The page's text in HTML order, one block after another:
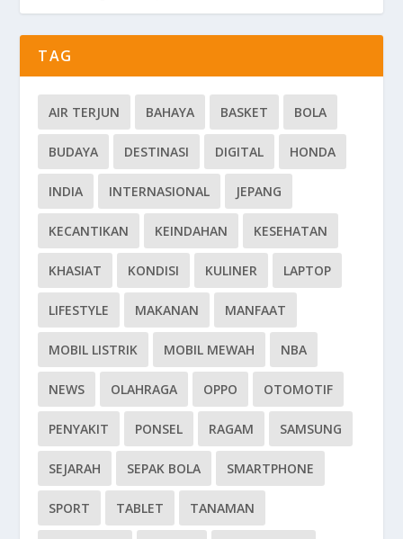
TAG
AIR TERJUN BAHAYA BASKET BOLA
BUDAYA DESTINASI DIGITAL HONDA
INDIA INTERNASIONAL JEPANG
KECANTIKAN KEINDAHAN KESEHATAN
KHASIAT KONDISI KULINER LAPTOP
LIFESTYLE MAKANAN MANFAAT
MOBIL LISTRIK MOBIL MEWAH NBA
NEWS OLAHRAGA OPPO OTOMOTIF
PENYAKIT PONSEL RAGAM SAMSUNG
SEJARAH SEPAK BOLA SMARTPHONE
SPORT TABLET TANAMAN